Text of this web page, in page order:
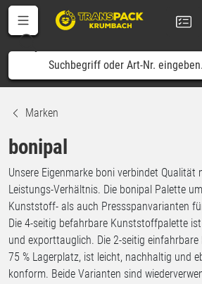
Marken
bonipal
Unsere Eigenmarke boni verbindet
Leistungs-Verhältnis. Die bonipal Palette
Kunststoff- als auch Pressspanvarianten
Die 4-seitig befahrbare Kunststoffpalette
und exporttauglich. Die 2-seitig
75 % Lagerplatz, ist leicht, nachhaltig und
konform. Beide Varianten sind